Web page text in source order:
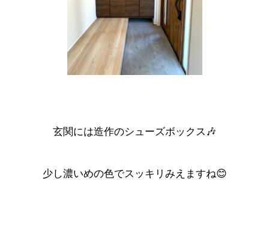
玄関には造作のシューズボックス🎶
少し濃いめの色でスッキリみえますね😊